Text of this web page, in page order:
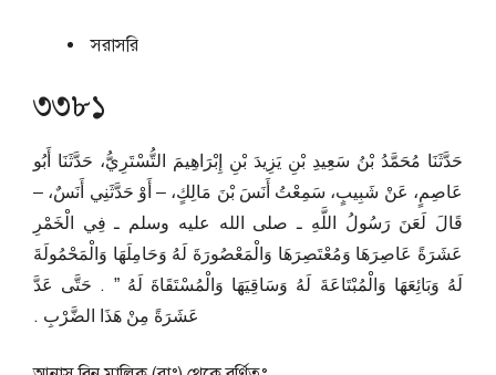
সরাসরি
৩৩৮১
حَدَّثَنَا مُحَمَّدُ بْنُ سَعِيدِ بْنِ يَزِيدَ بْنِ إِبْرَاهِيمَ التُّسْتَرِيُّ، حَدَّثَنَا أَبُو
عَاصِمٍ، عَنْ شَبِيبٍ، سَمِعْتُ أَنَسَ بْنَ مَالِكٍ، – أَوْ حَدَّثَنِي أَنَسٌ، –
قَالَ لَعَنَ رَسُولُ اللَّهِ ـ صلى الله عليه وسلم ـ فِي الْخَمْرِ
عَشَرَةً عَاصِرَهَا وَمُعْتَصِرَهَا وَالْمَعْصُورَةَ لَهُ وَحَامِلَهَا وَالْمَحْمُولَةَ
لَهُ وَبَائِعَهَا وَالْمُبْتَاعَةَ لَهُ وَسَاقِيَهَا وَالْمُسْتَقَاةَ لَهُ ‏”‏ ‏.‏ حَتَّى عَدَّ
عَشَرَةً مِنْ هَذَا الضَّرْبِ ‏.‏